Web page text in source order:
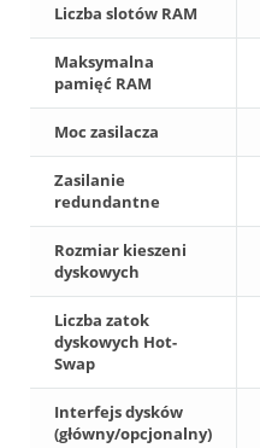
Liczba slotów RAM
Maksymalna
pamięć RAM
Moc zasilacza
Zasilanie
redundantne
Rozmiar kieszeni
dyskowych
Liczba zatok
dyskowych Hot-
Swap
Interfejs dysków
(główny/opcjonalny)